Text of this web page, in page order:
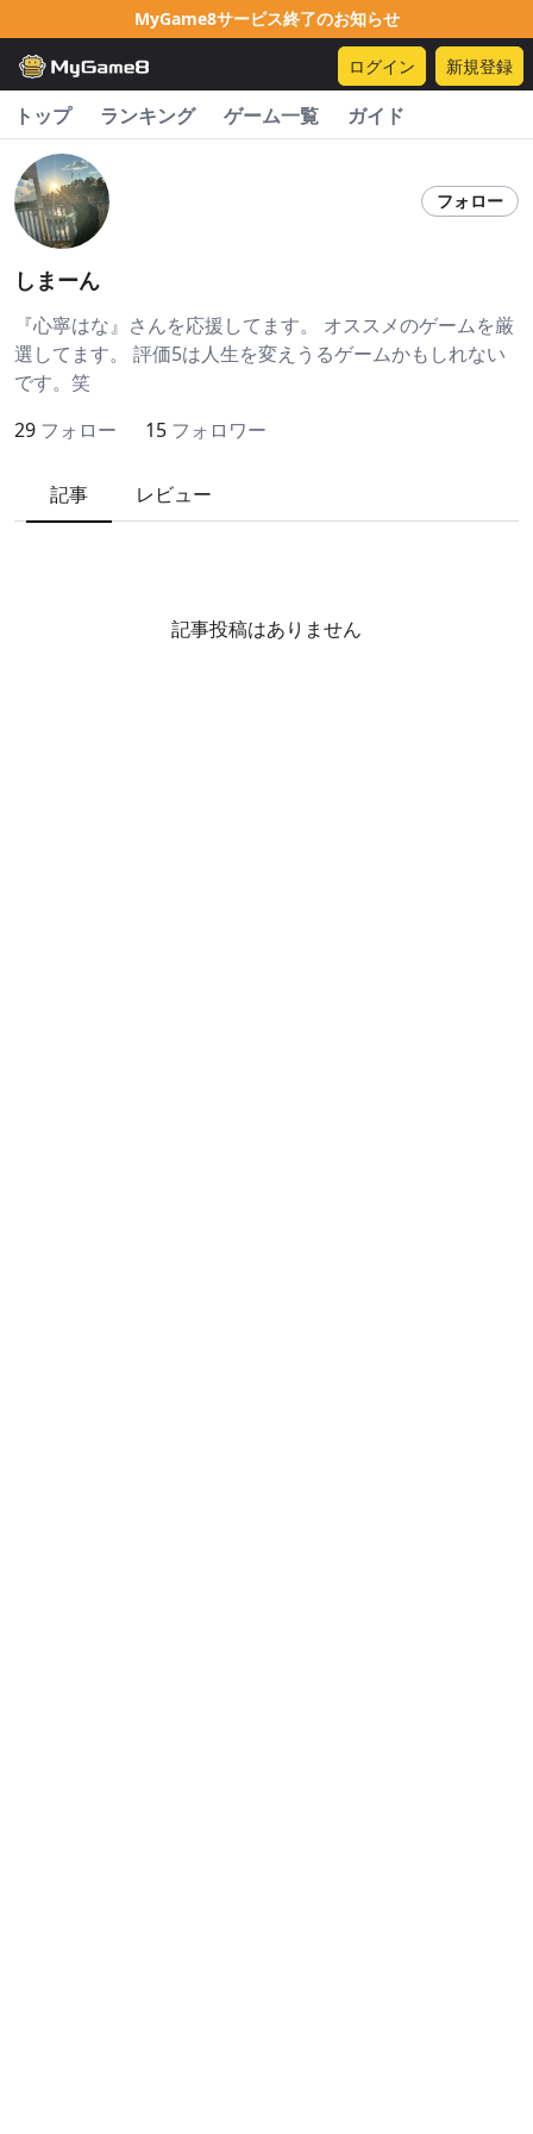
MyGame8サービス終了のお知らせ
ログイン 新規登録
トップ ランキング ゲーム一覧 ガイド
フォロー
しまーん
『心寧はな』さんを応援してます。 オススメのゲームを厳
選してます。 評価5は人生を変えうるゲームかもしれない
です。笑
29 フォロー 15 フォロワー
記事 レビュー
記事投稿はありません